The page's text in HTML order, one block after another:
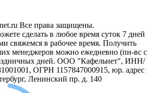
Все права защищены.
сделать в любое время суток 7 дней
свяжемся в рабочее время. Получить
менеджеров можно ежедневно (пн-вс с
дней. ООО "Кафельнет", ИНН/
ОГРН 1157847000915, юр. адрес
Ленинский пр. д. 140